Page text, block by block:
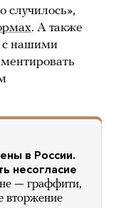
случилось»,
. А также
с нашими
в России.
несогласие
— граффити,
вторжение